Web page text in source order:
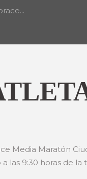
Media Maratón
las 9:30 horas de la